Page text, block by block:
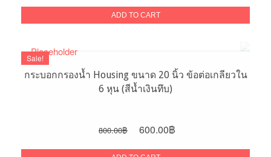
was:
ADD TO CART
Sale!
กระบอกกรองน้ำ Housing ขนาด 20 นิ้ว ข้อต่อเกลียวใน
6 หุน (สีน้ำเงินทึบ)
800.00฿
Original
600.00฿